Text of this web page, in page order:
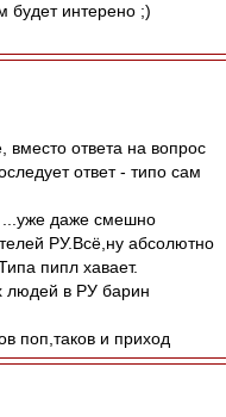
будет интерено ;)
вместо ответа на вопрос
ответ - типо сам
...уже даже смешно
РУ.Всё,ну абсолютно
пипл хавает.
людей в РУ барин
поп,таков и приход